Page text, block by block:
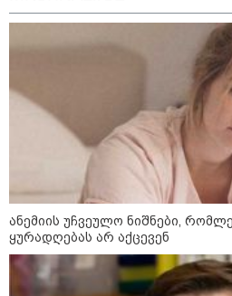
13:15 / 08-08-2026
ანემიის უჩვეულო ნიშნები,
ყურადღებას არ აქცევენ